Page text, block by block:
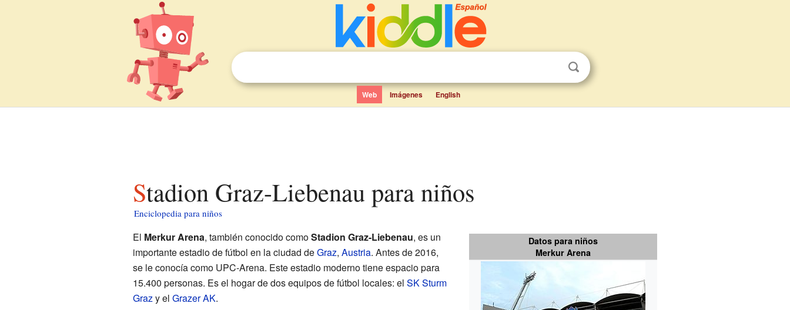
Web Imágenes English
Stadion Graz-Liebenau para niños
Enciclopedia para niños
Datos para niños
Merkur Arena
El Merkur Arena, también conocido comoStadion Graz-Liebenau, es un
importante estadio de fútbol en la ciudad deGraz, Austria. Antes de 2016,
se le conocía como UPC-Arena. Este estadio moderno tiene espacio para
15.400 personas. Es el hogar de dos equipos de fútbol locales: el SK Sturm
Grazy el Grazer AK.